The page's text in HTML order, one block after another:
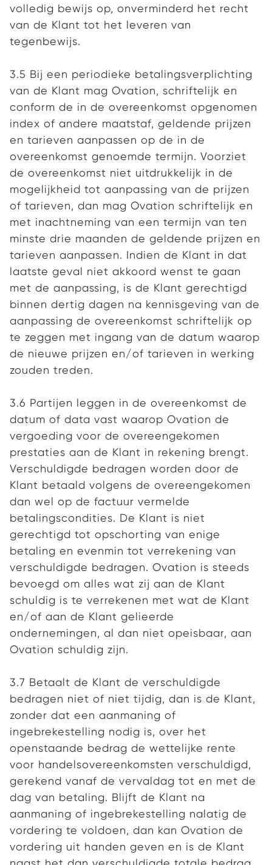
volledig bewijs op, onverminderd het recht
van de Klant tot het leveren van
tegenbewijs.
3.5 Bij een periodieke betalingsverplichting
van de Klant mag Ovation, schriftelijk en
conform de in de overeenkomst opgenomen
index of andere maatstaf, geldende prijzen
en tarieven aanpassen op de in de
overeenkomst genoemde termijn. Voorziet
de overeenkomst niet uitdrukkelijk in de
mogelijkheid tot aanpassing van de prijzen
of tarieven, dan mag Ovation schriftelijk en
met inachtneming van een termijn van ten
minste drie maanden de geldende prijzen en
tarieven aanpassen. Indien de Klant in dat
laatste geval niet akkoord wenst te gaan
met de aanpassing, is de Klant gerechtigd
binnen dertig dagen na kennisgeving van de
aanpassing de overeenkomst schriftelijk op
te zeggen met ingang van de datum waarop
de nieuwe prijzen en/of tarieven in werking
zouden treden.
3.6 Partijen leggen in de overeenkomst de
datum of data vast waarop Ovation de
vergoeding voor de overeengekomen
prestaties aan de Klant in rekening brengt.
Verschuldigde bedragen worden door de
Klant betaald volgens de overeengekomen
dan wel op de factuur vermelde
betalingscondities. De Klant is niet
gerechtigd tot opschorting van enige
betaling en evenmin tot verrekening van
verschuldigde bedragen. Ovation is steeds
bevoegd om alles wat zij aan de Klant
schuldig is te verrekenen met wat de Klant
en/of aan de Klant gelieerde
ondernemingen, al dan niet opeisbaar, aan
Ovation schuldig zijn.
3.7 Betaalt de Klant de verschuldigde
bedragen niet of niet tijdig, dan is de Klant,
zonder dat een aanmaning of
ingebrekestelling nodig is, over het
openstaande bedrag de wettelijke rente
voor handelsovereenkomsten verschuldigd,
gerekend vanaf de vervaldag tot en met de
dag van betaling. Blijft de Klant na
aanmaning of ingebrekestelling nalatig de
vordering te voldoen, dan kan Ovation de
vordering uit handen geven en is de Klant